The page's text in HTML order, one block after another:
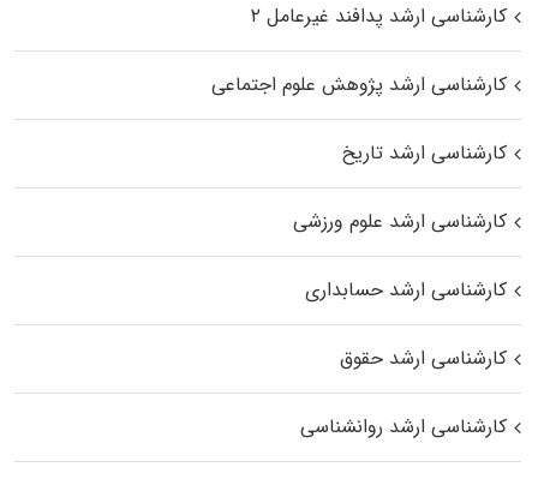
کارشناسی ارشد پدافند غیرعامل ۲
کارشناسی ارشد پژوهش علوم اجتماعی
کارشناسی ارشد تاریخ
کارشناسی ارشد علوم ورزشی
کارشناسی ارشد حسابداری
کارشناسی ارشد حقوق
کارشناسی ارشد روانشناسی